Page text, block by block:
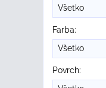
Všetko
Farba:
Všetko
Povrch: